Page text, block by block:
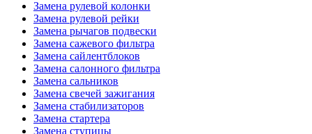
Замена рулевой колонки
Замена рулевой рейки
Замена рычагов подвески
Замена сажевого фильтра
Замена сайлентблоков
Замена салонного фильтра
Замена сальников
Замена свечей зажигания
Замена стабилизаторов
Замена стартера
Замена ступицы